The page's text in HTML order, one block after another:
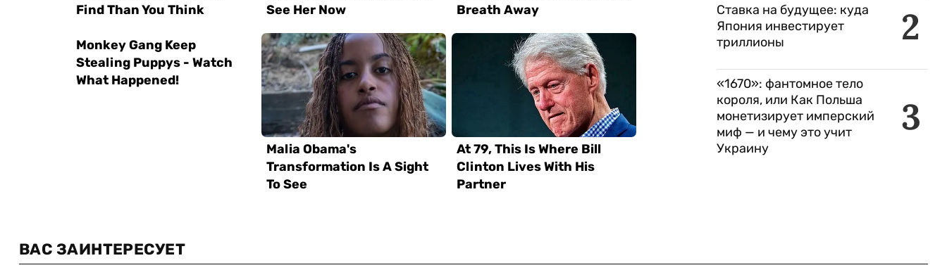
2
Ставка на будущее: куда
Япония инвестирует
триллионы
3
«1670»: фантомное тело
короля, или Как Польша
монетизирует имперский
миф — и чему это учит
Украину
ВАС ЗАИНТЕРЕСУЕТ